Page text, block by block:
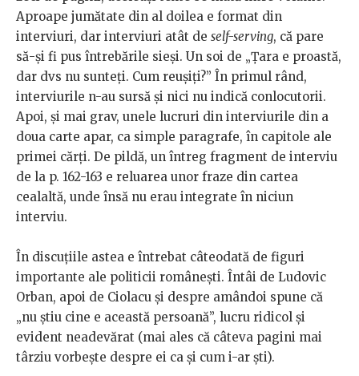
Aproape jumătate din al doilea e format din
interviuri, dar interviuri atât de self-serving, că pare
să-și fi pus întrebările sieși. Un soi de „Țara e proastă,
dar dvs nu sunteți. Cum reușiți?” În primul rând,
interviurile n-au sursă și nici nu indică conlocutorii.
Apoi, și mai grav, unele lucruri din interviurile din a
doua carte apar, ca simple paragrafe, în capitole ale
primei cărți. De pildă, un întreg fragment de interviu
de la p. 162-163 e reluarea unor fraze din cartea
cealaltă, unde însă nu erau integrate în niciun
interviu.
În discuțiile astea e întrebat câteodată de figuri
importante ale politicii românești. Întâi de Ludovic
Orban, apoi de Ciolacu și despre amândoi spune că
„nu știu cine e această persoană”, lucru ridicol și
evident neadevărat (mai ales că câteva pagini mai
târziu vorbește despre ei ca și cum i-ar ști).